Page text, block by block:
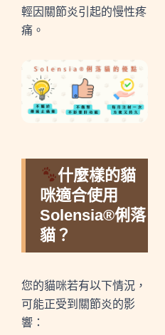
輕因關節炎引起的慢性疼
痛。
什麼樣的貓
咪適合使用
Solensia®俐落
貓？
您的貓咪若有以下情況，
可能正受到關節炎的影
響：